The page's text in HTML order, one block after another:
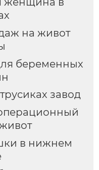
на живот
беременных
завод
в нижнем